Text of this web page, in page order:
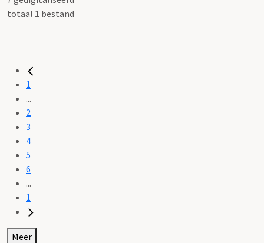
totaal 1 bestand
1
...
2
3
4
5
6
...
1
Meer